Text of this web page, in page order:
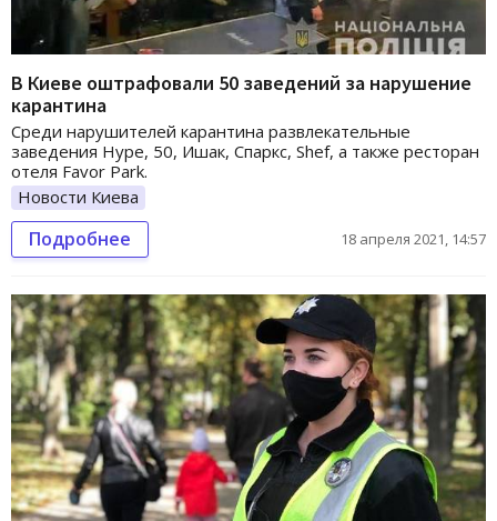
В Киеве оштрафовали 50 заведений за нарушение
карантина
Среди нарушителей карантина развлекательные
заведения Hype, 50, Ишак, Спаркс, Shef, а также ресторан
отеля Favor Park.
Новости Киева
Подробнее 18 апреля 2021, 14:57